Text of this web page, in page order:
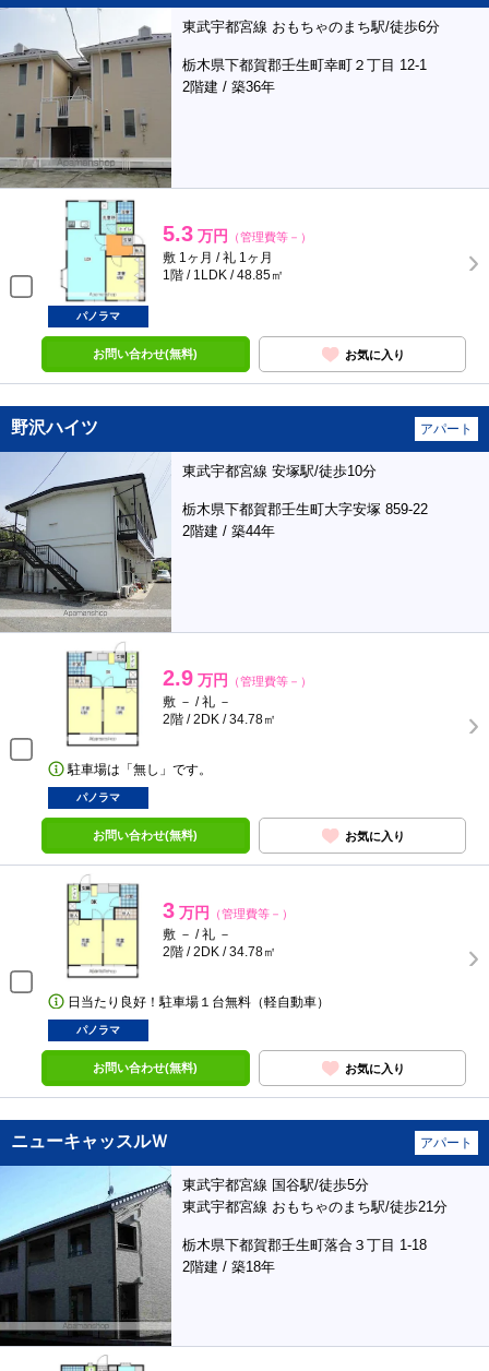
東武宇都宮線 おもちゃのまち駅/徒歩6分
栃木県下都賀郡壬生町幸町２丁目 12-1
2階建 / 築36年
5.3 万円 （管理費等－）
敷 1ヶ月 / 礼 1ヶ月
1階 / 1LDK / 48.85㎡
パノラマ
お問い合わせ(無料) お気に入り
野沢ハイツ アパート
東武宇都宮線 安塚駅/徒歩10分
栃木県下都賀郡壬生町大字安塚 859-22
2階建 / 築44年
2.9 万円 （管理費等－）
敷 － / 礼 －
2階 / 2DK / 34.78㎡
駐車場は「無し」です。
パノラマ
お問い合わせ(無料) お気に入り
3 万円 （管理費等－）
敷 － / 礼 －
2階 / 2DK / 34.78㎡
日当たり良好！駐車場１台無料（軽自動車）
パノラマ
お問い合わせ(無料) お気に入り
ニューキャッスルＷ アパート
東武宇都宮線 国谷駅/徒歩5分
東武宇都宮線 おもちゃのまち駅/徒歩21分
栃木県下都賀郡壬生町落合３丁目 1-18
2階建 / 築18年